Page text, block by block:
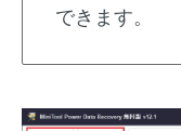
できます。